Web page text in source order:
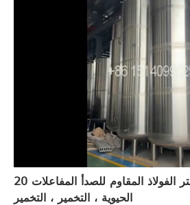
20 كيلو لتر ، 30 كيلو لتر الفولاذ المقاوم للصدأ المفاعلات
الحيوية ، التخمير ، التخمير